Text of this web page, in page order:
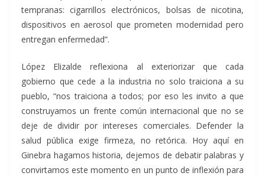
tempranas: cigarrillos electrónicos, bolsas de nicotina,
dispositivos en aerosol que prometen modernidad pero
entregan enfermedad”.
López Elizalde reflexiona al exteriorizar que cada
gobierno que cede a la industria no solo traiciona a su
pueblo, “nos traiciona a todos; por eso les invito a que
construyamos un frente común internacional que no se
deje de dividir por intereses comerciales. Defender la
salud pública exige firmeza, no retórica. Hoy aquí en
Ginebra hagamos historia, dejemos de debatir palabras y
convirtamos este momento en un punto de inflexión para